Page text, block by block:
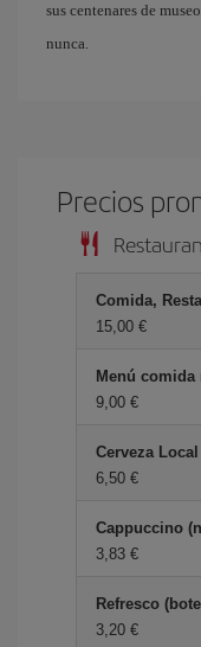
sus centenares de
nunca.
Precios
Comida,
15,00 €
Menú comida
9,00 €
Cerveza
6,50 €
Cappuccino
3,83 €
Refresco
3,20 €